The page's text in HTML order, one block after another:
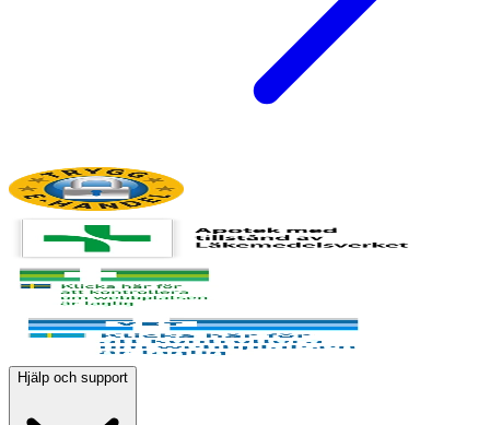
Hjälp och support